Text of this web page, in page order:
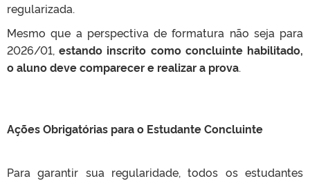
regularizada.
Mesmo que a perspectiva de formatura não seja para
2026/01,estando inscrito como concluinte habilitado,
o aluno deve comparecer e realizar a prova.
Ações Obrigatórias para o Estudante Concluinte
Para garantir sua regularidade, todos os estudantes